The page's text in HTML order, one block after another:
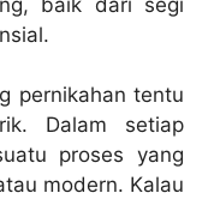
pernikahan tentu
Dalam setiap
proses yang
modern. Kalau